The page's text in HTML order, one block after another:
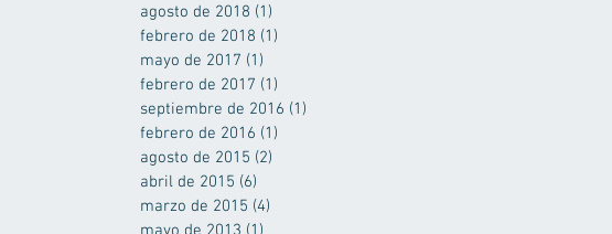
agosto de 2018 (1)
febrero de 2018 (1)
mayo de 2017 (1)
febrero de 2017 (1)
septiembre de 2016 (1)
febrero de 2016 (1)
agosto de 2015 (2)
abril de 2015 (6)
marzo de 2015 (4)